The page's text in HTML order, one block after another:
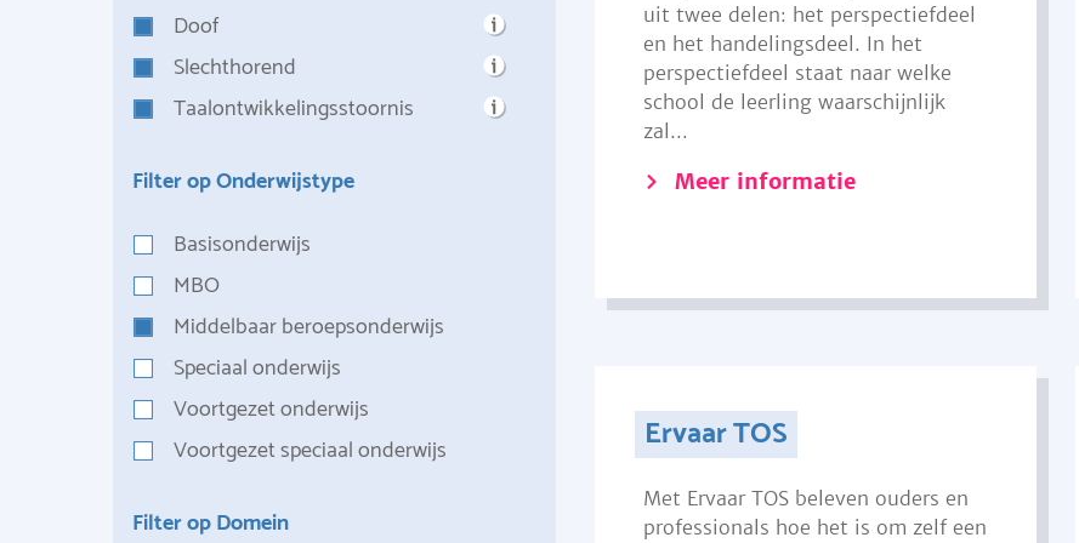
Doof
Slechthorend
Taalontwikkelingsstoornis
Filter op Onderwijstype
Basisonderwijs
MBO
Middelbaar beroepsonderwijs
Speciaal onderwijs
Voortgezet onderwijs
Voortgezet speciaal onderwijs
Filter op Domein
uit twee delen: het perspectiefdeel
en het handelingsdeel. In het
perspectiefdeel staat naar welke
school de leerling waarschijnlijk
zal...
Meer informatie
Ervaar TOS
Met Ervaar TOS beleven ouders en
professionals hoe het is om zelf een